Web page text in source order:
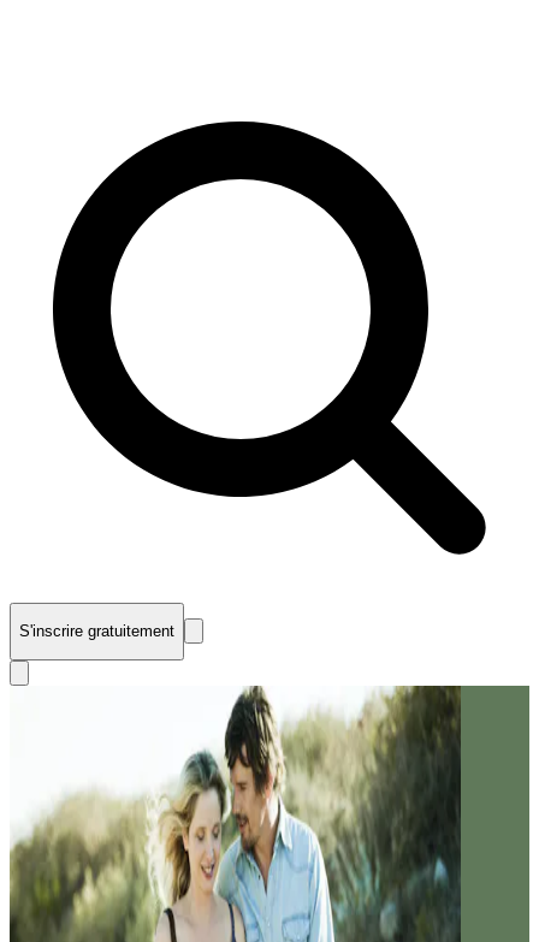
S'inscrire gratuitement